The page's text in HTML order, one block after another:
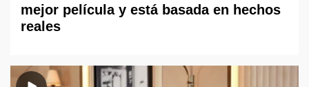
mejor película y está basada en hechos
reales